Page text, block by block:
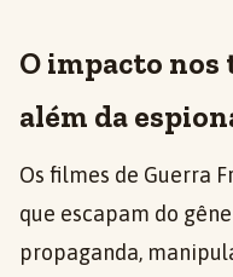
O impacto nos
além da
Os filmes de Guerra
que escapam do
propaganda,